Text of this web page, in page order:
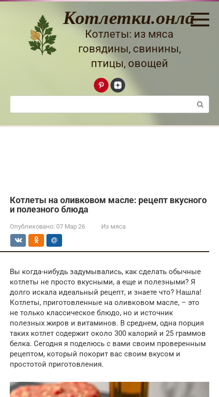
Перейти
Котлетки.онлайн
Котлеты: из мяса
говядины, свинины,
птицы, овощей
Поиск:
Котлеты на оливковом масле: рецепт вкусного
и полезного блюда
Опубликовано: 07 Мар 26 Из мяса
Вы когда-нибудь задумывались, как сделать обычные
котлеты не просто вкусными, а еще и полезными? Я
долго искала идеальный рецепт, и знаете что? Нашла!
Котлеты, приготовленные на оливковом масле, – это
не только классическое блюдо, но и источник
полезных жиров и витаминов. В среднем, одна порция
таких котлет содержит около 300 калорий и 25 граммов
белка. Сегодня я поделюсь с вами своим проверенным
рецептом, который покорит вас своим вкусом и
простотой приготовления.